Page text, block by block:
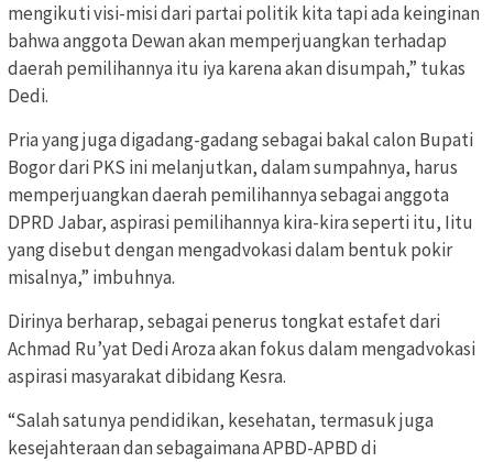
mengikuti visi-misi dari partai politik kita tapi ada keinginan
bahwa anggota Dewan akan memperjuangkan terhadap
daerah pemilihannya itu iya karena akan disumpah,” tukas
Dedi.
Pria yang juga digadang-gadang sebagai bakal calon Bupati
Bogor dari PKS ini melanjutkan, dalam sumpahnya, harus
memperjuangkan daerah pemilihannya sebagai anggota
DPRD Jabar, aspirasi pemilihannya kira-kira seperti itu, Iitu
yang disebut dengan mengadvokasi dalam bentuk pokir
misalnya,” imbuhnya.
Dirinya berharap, sebagai penerus tongkat estafet dari
Achmad Ru’yat Dedi Aroza akan fokus dalam mengadvokasi
aspirasi masyarakat dibidang Kesra.
“Salah satunya pendidikan, kesehatan, termasuk juga
kesejahteraan dan sebagaimana APBD-APBD di